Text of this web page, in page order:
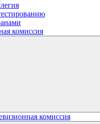
комиссия
комиссия